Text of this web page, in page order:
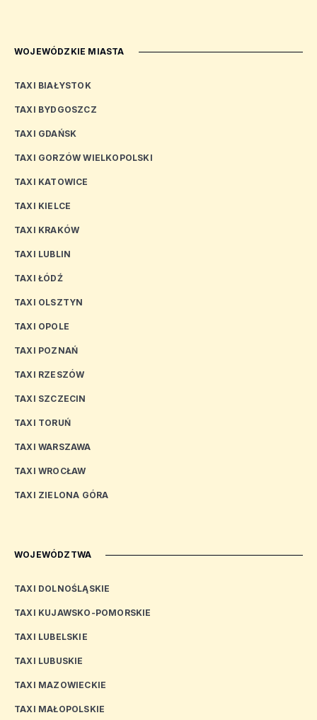
WOJEWÓDZKIE MIASTA
TAXI BIAŁYSTOK
TAXI BYDGOSZCZ
TAXI GDAŃSK
TAXI GORZÓW WIELKOPOLSKI
TAXI KATOWICE
TAXI KIELCE
TAXI KRAKÓW
TAXI LUBLIN
TAXI ŁÓDŹ
TAXI OLSZTYN
TAXI OPOLE
TAXI POZNAŃ
TAXI RZESZÓW
TAXI SZCZECIN
TAXI TORUŃ
TAXI WARSZAWA
TAXI WROCŁAW
TAXI ZIELONA GÓRA
WOJEWÓDZTWA
TAXI DOLNOŚLĄSKIE
TAXI KUJAWSKO-POMORSKIE
TAXI LUBELSKIE
TAXI LUBUSKIE
TAXI MAZOWIECKIE
TAXI MAŁOPOLSKIE